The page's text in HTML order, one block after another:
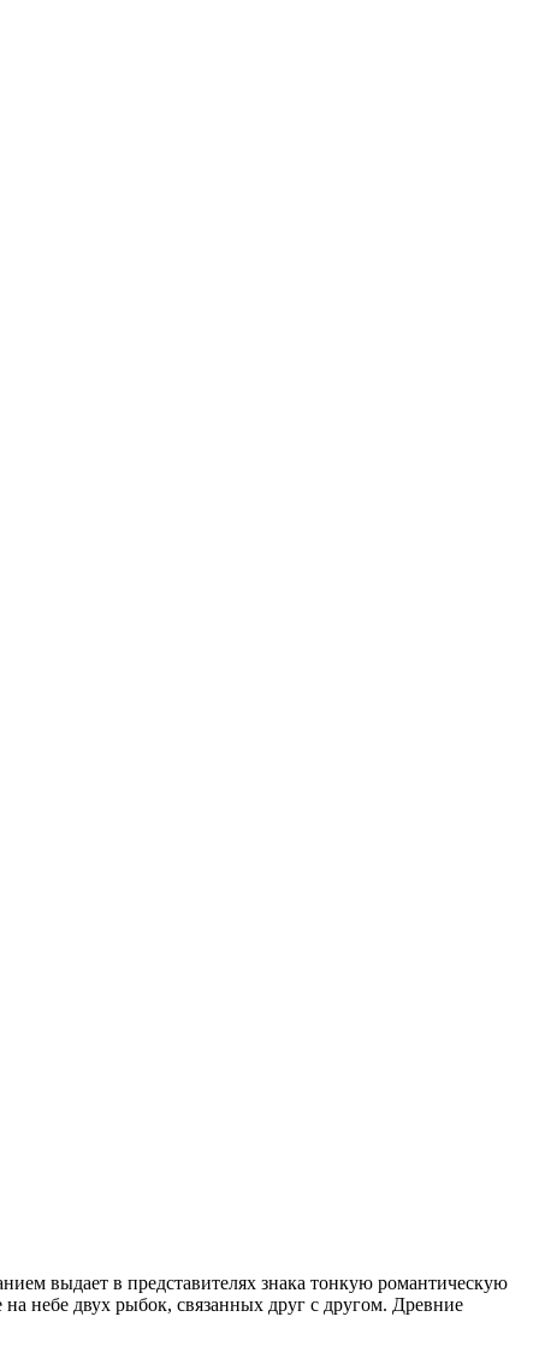
выдает в представителях знака тонкую романтическую
небе двух рыбок, связанных друг с другом. Древние